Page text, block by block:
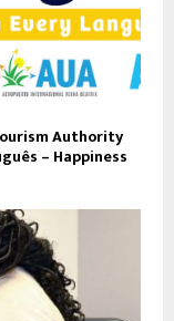
Authority
– Happiness